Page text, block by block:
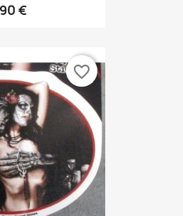
€
favorite_border